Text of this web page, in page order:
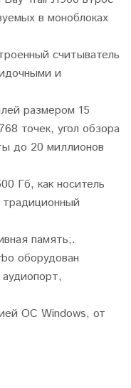
в моноблоках
считыватель
и
размером 15
точек, угол обзора
до 20 миллионов
Гб, как носитель
память;.
оборудован
ОС Windows, от